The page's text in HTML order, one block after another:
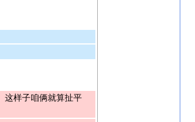
这样子咱俩就算扯平